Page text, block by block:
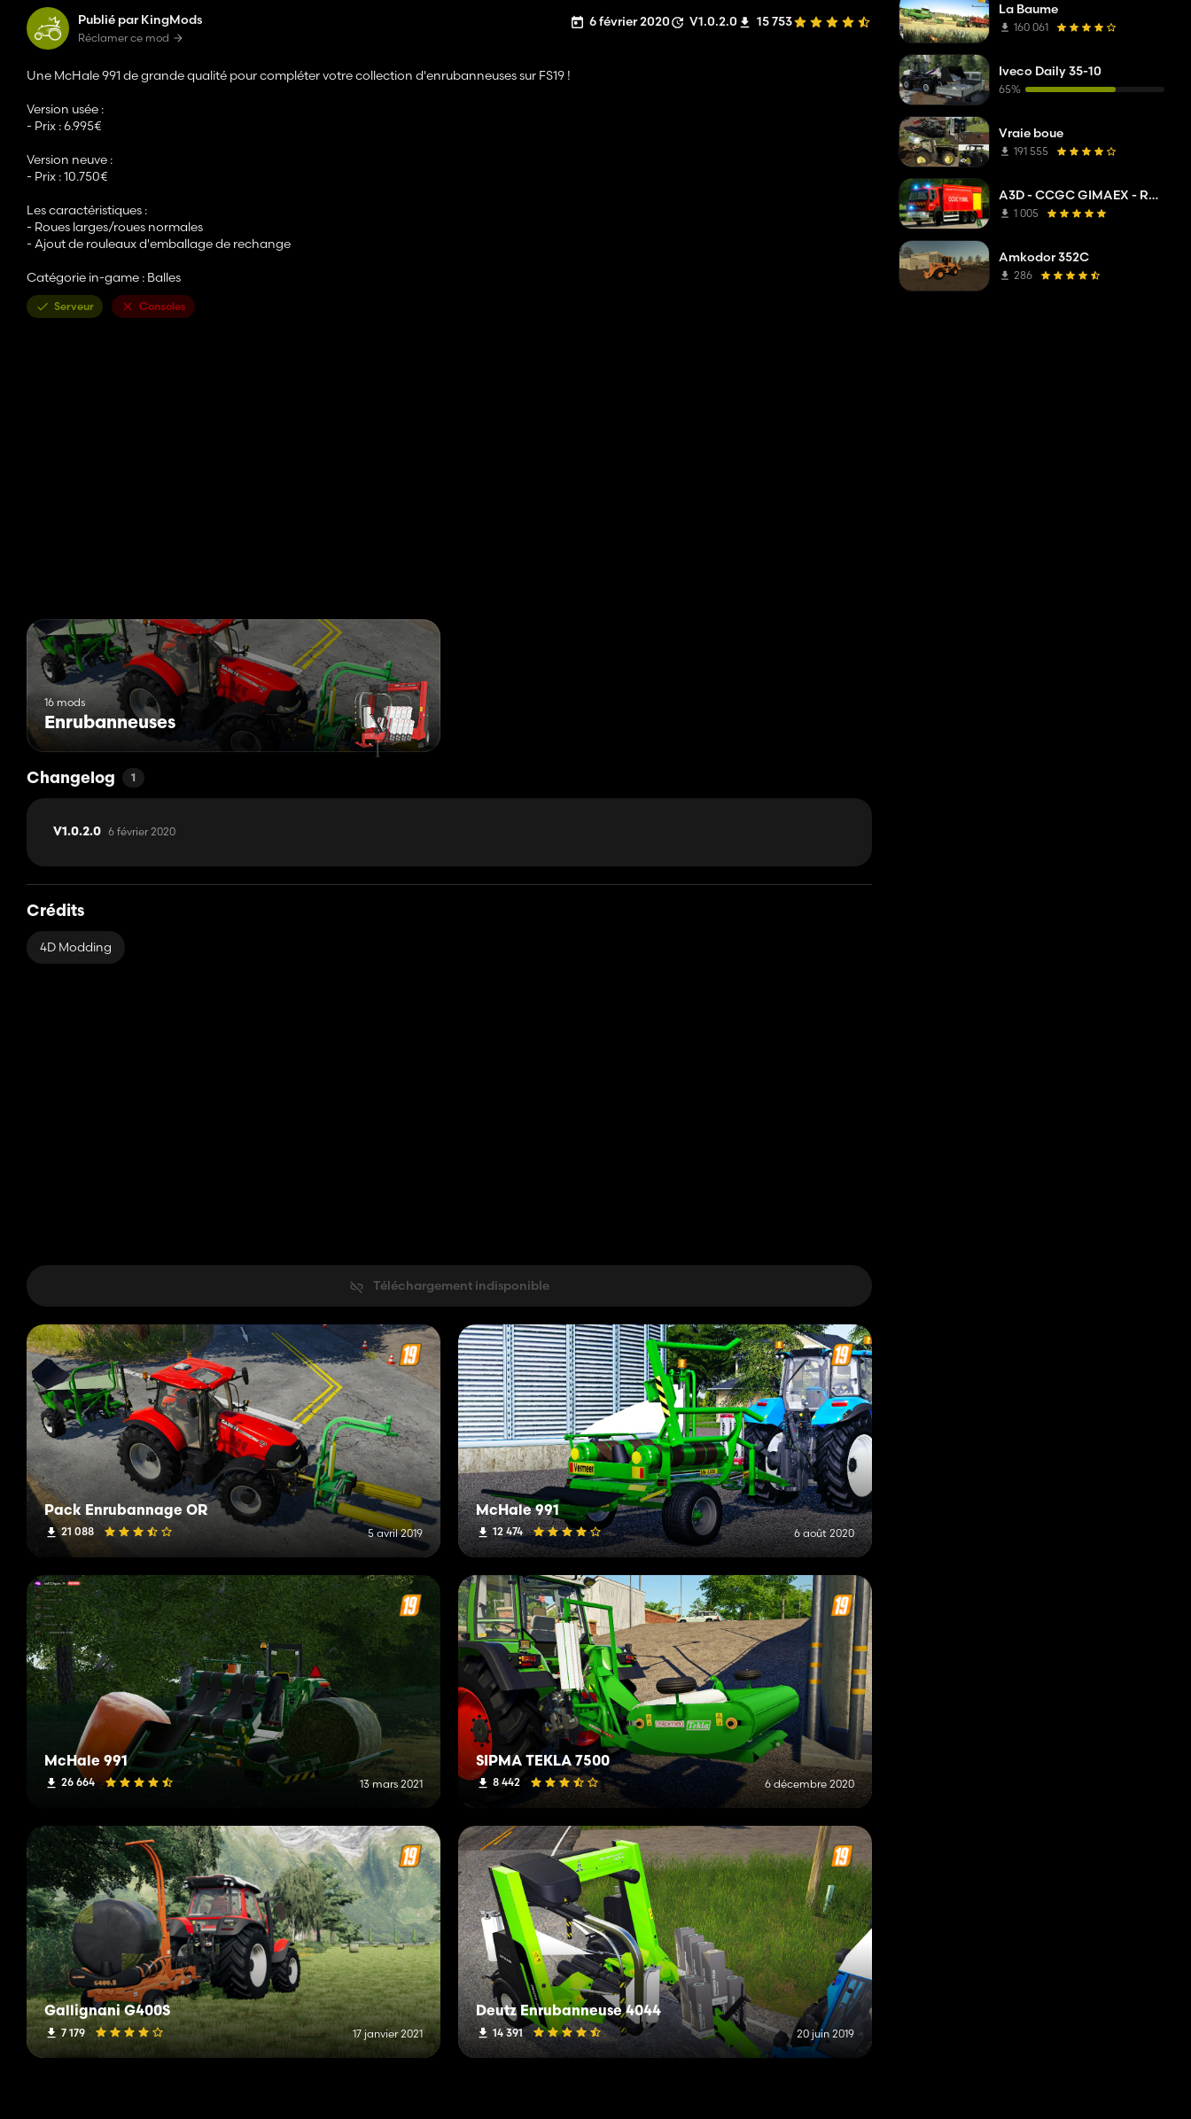
Publié par KingMods
Réclamer ce mod
6 février 2020 V1.0.2.0 15 753
Une McHale 991 de grande qualité pour compléter votre collection d'enrubanneuses sur FS19 !
Version usée :
- Prix : 6.995€
Version neuve :
- Prix : 10.750€
Les caractéristiques :
- Roues larges/roues normales
- Ajout de rouleaux d'emballage de rechange
Catégorie in-game : Balles
Serveur Consoles
16 mods
Enrubanneuses
Changelog 1
V1.0.2.0 6 février 2020
Crédits
4D Modding
Téléchargement indisponible
Pack Enrubannage OR
21 088 5 avril 2019
McHale 991
12 474 6 août 2020
McHale 991
26 664 13 mars 2021
SIPMA TEKLA 7500
8 442 6 décembre 2020
Gallignani G400S
7 179 17 janvier 2021
Deutz Enrubanneuse 4044
14 391 20 juin 2019
La Baume
160 061
Iveco Daily 35-10
65%
Vraie boue
191 555
A3D - CCGC GIMAEX - Renault Kerax 2011
1 005
Amkodor 352C
286